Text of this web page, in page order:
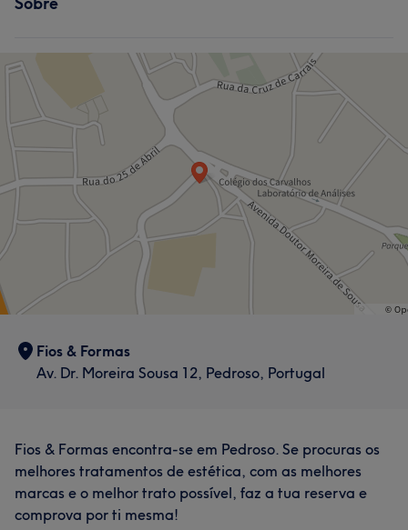
Fios & Formas
Av. Dr. Moreira Sousa 12, Pedroso, Portugal
Fios & Formas encontra-se em Pedroso. Se procuras os
melhores tratamentos de estética, com as melhores
marcas e o melhor trato possível, faz a tua reserva e
comprova por ti mesma!